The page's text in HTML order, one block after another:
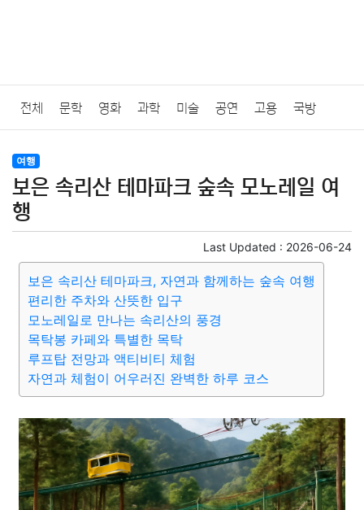
전체 문학 영화 과학 미술 공연 고용 국방
법률
질병 가요 방송 일상 주식 암호화폐 블록체인
미용 증권 인테리어
요리 상품리뷰 원예 금융 게임 스포츠 사진
대출 자동차 취미 여행 맛집
종교 사회 정치 건강 의료 의학 경제
부동산 외국어 교육 교통 생활 기타
여행
보은 속리산 테마파크 숲속 모노레일 여
행
Last Updated : 2026-06-24
보은 속리산 테마파크, 자연과 함께하는 숲속 여행
편리한 주차와 산뜻한 입구
모노레일로 만나는 속리산의 풍경
목탁봉 카페와 특별한 목탁
루프탑 전망과 액티비티 체험
자연과 체험이 어우러진 완벽한 하루 코스